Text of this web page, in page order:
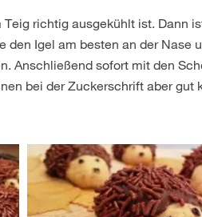
richtig ausgekühlt ist. Dann
Igel am besten an der Nase
Anschließend sofort mit den
bei der Zuckerschrift aber gut